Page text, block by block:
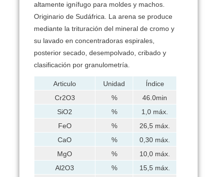
altamente ignífugo para moldes y machos.
Originario de Sudáfrica. La arena se produce
mediante la trituración del mineral de cromo y
su lavado en concentradoras espirales,
posterior secado, desempolvado, cribado y
clasificación por granulometría.
Articulo Unidad
Índice
Cr2O3
%
46.0min
SiO2
%
1,0 máx.
FeO
%
26,5 máx.
CaO
%
0,30 máx.
MgO
%
10,0 máx.
Al2O3
% 15,5 máx.